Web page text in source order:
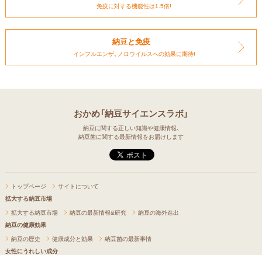
免疫に対する機能性は1.5倍!
納豆と免疫
インフルエンザ、ノロウイルスへの効果に期待!
おかめ「納豆サイエンスラボ」
納豆に関する正しい知識や健康情報、
納豆菌に関する最新情報をお届けします
トップページ
サイトについて
拡大する納豆市場
拡大する納豆市場
納豆の最新情報&研究
納豆の海外進出
納豆の健康効果
納豆の歴史
健康成分と効果
納豆菌の最新事情
女性にうれしい成分